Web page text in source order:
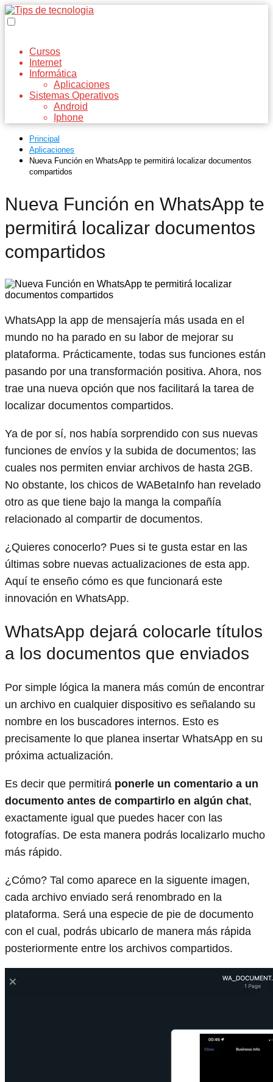
Cursos
Internet
Informática
Aplicaciones
Sistemas Operativos
Android
Iphone
Principal
Aplicaciones
Nueva Función en WhatsApp te permitirá localizar documentos
compartidos
Nueva Función en WhatsApp te
permitirá localizar documentos
compartidos
WhatsApp la app de mensajería más usada en el
mundo no ha parado en su labor de mejorar su
plataforma. Prácticamente, todas sus funciones están
pasando por una transformación positiva. Ahora, nos
trae una nueva opción que nos facilitará la tarea de
localizar documentos compartidos.
Ya de por sí, nos había sorprendido con sus nuevas
funciones de envíos y la subida de documentos; las
cuales nos permiten enviar archivos de hasta 2GB.
No obstante, los chicos de WABetaInfo han revelado
otro as que tiene bajo la manga la compañía
relacionado al compartir de documentos.
¿Quieres conocerlo? Pues si te gusta estar en las
últimas sobre nuevas actualizaciones de esta app.
Aquí te enseño cómo es que funcionará este
innovación en WhatsApp.
WhatsApp dejará colocarle títulos
a los documentos que enviados
Por simple lógica la manera más común de encontrar
un archivo en cualquier dispositivo es señalando su
nombre en los buscadores internos. Esto es
precisamente lo que planea insertar WhatsApp en su
próxima actualización.
Es decir que permitirá ponerle un comentario a un
documento antes de compartirlo en algún chat,
exactamente igual que puedes hacer con las
fotografías. De esta manera podrás localizarlo mucho
más rápido.
¿Cómo? Tal como aparece en la siguente imagen,
cada archivo enviado será renombrado en la
plataforma. Será una especie de pie de documento
con el cual, podrás ubicarlo de manera más rápida
posteriormente entre los archivos compartidos.